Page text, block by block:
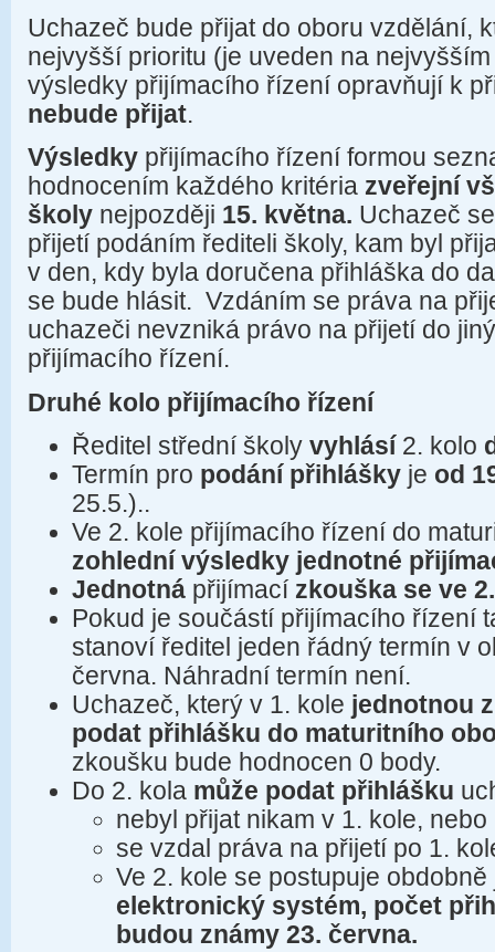
Uchazeč bude přijat do oboru vzdělání,
nejvyšší prioritu (je uveden na
výsledky přijímacího řízení opravňují k
nebude přijat.
Výsledky přijímacího řízení formou
hodnocením každého kritéria zveřejní
školy nejpozději 15. května. Uchazeč
přijetí podáním řediteli školy, kam byl
v den, kdy byla doručena přihláška do
se bude hlásit. Vzdáním se práva na
uchazeči nevzniká právo na přijetí do
přijímacího řízení.
Druhé kolo přijímacího řízení
Ředitel střední školy vyhlásí 2. kolo
Termín pro podání přihlášky je od
25.5.)..
Ve 2. kole přijímacího řízení do
zohlední výsledky jednotné
Jednotná přijímací zkouška se ve
Pokud je součástí přijímacího řízení
stanoví ředitel jeden řádný termín v
června. Náhradní termín není.
Uchazeč, který v 1. kole jednotnou
podat přihlášku do maturitního
zkoušku bude hodnocen 0 body.
Do 2. kola může podat přihlášku
nebyl přijat nikam v 1. kole, nebo
se vzdal práva na přijetí po 1.
Ve 2. kole se postupuje
elektronický systém, počet
budou známy 23. června.